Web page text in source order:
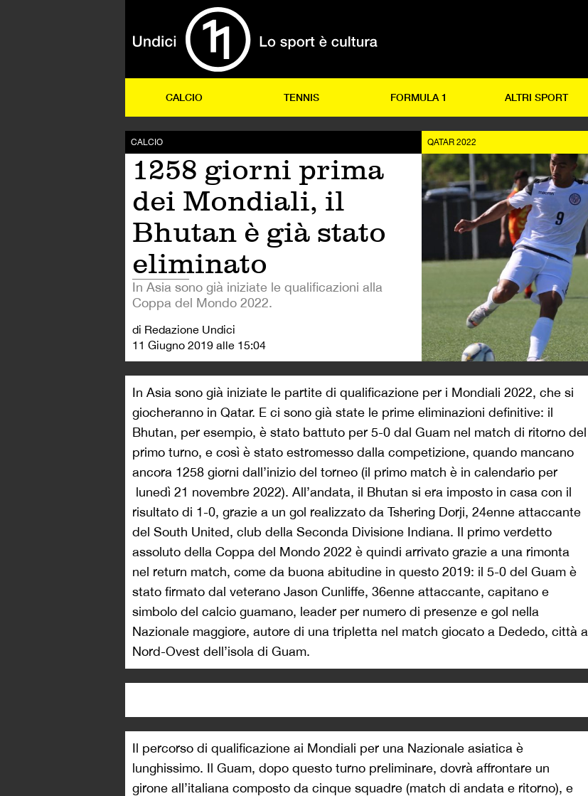
CALCIO TENNIS FORMULA 1 ALTRI SPORT
CALCIO
1258 giorni prima
dei Mondiali, il
Bhutan è già stato
eliminato
In Asia sono già iniziate le qualificazioni alla
Coppa del Mondo 2022.
di Redazione Undici
11 Giugno 2019 alle 15:04
QATAR 2022
In Asia sono già iniziate le partite di qualificazione per i Mondiali 2022, che si
giocheranno in Qatar. E ci sono già state le prime eliminazioni definitive: il
Bhutan, per esempio, è stato battuto per 5-0 dal Guam nel match di ritorno del
primo turno, e così è stato estromesso dalla competizione, quando mancano
ancora 1258 giorni dall’inizio del torneo (il primo match è in calendario per
lunedì 21 novembre 2022). All’andata, il Bhutan si era imposto in casa con il
risultato di 1-0, grazie a un gol realizzato da Tshering Dorji, 24enne attaccante
del South United, club della Seconda Divisione Indiana. Il primo verdetto
assoluto della Coppa del Mondo 2022 è quindi arrivato grazie a una rimonta
nel return match, come da buona abitudine in questo 2019: il 5-0 del Guam è
stato firmato dal veterano Jason Cunliffe, 36enne attaccante, capitano e
simbolo del calcio guamano, leader per numero di presenze e gol nella
Nazionale maggiore, autore di una tripletta nel match giocato a Dededo, città a
Nord-Ovest dell’isola di Guam.
Il percorso di qualificazione ai Mondiali per una Nazionale asiatica è
lunghissimo. Il Guam, dopo questo turno preliminare, dovrà affrontare un
girone all’italiana composto da cinque squadre (match di andata e ritorno), e